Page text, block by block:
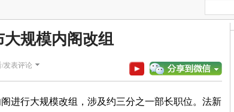
规模内阁改组
/发表评论
进行大规模改组，涉及约三分之一部长职位。法新